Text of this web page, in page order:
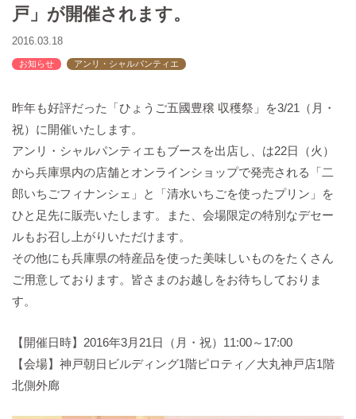
シーキューブ
カサネオ
バックハウスイリエ
English
サイトマップ
戸」が開催されます。
2016.03.18
お知らせ アンリ・シャルパンティエ
昨年も好評だった「ひょうご五國豊穣 収穫祭」を3/21（月・
祝）に開催いたします。
アンリ・シャルパンティエもブースを出店し、は22日（火）
から兵庫県内の店舗とオンラインショップで発売される「二
郎いちごフィナンシェ」と「清水いちごを使ったプリン」を
ひと足先に販売いたします。また、会場限定の特別なデセー
ルもお召し上がりいただけます。
その他にも兵庫県の特産品を使った美味しいものをたくさん
ご用意しております。皆さまのお越しをお待ちしておりま
す。
【開催日時】2016年3月21日（月・祝）11:00～17:00
【会場】神戸朝日ビルディング1階ピロティ／大丸神戸店1階
北側外廊